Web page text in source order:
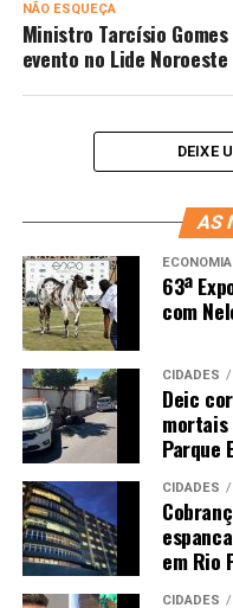
NÃO ESQUEÇA
Ministro Tarcísio
evento no Lide
DEIXE
AS
ECONOMIA
63ª
com
CIDADES
Deic
mortais
Parque
CIDADES
em Rio
CIDADES